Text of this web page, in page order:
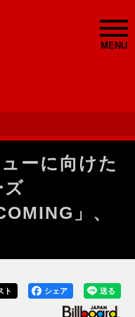
MENU
ーに向けた
ズ
」、
送る
シェア
ト